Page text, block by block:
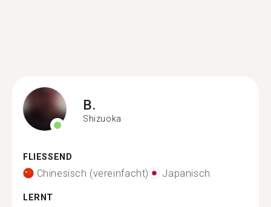
B.
Shizuoka
FLIESSEND
Chinesisch (vereinfacht) Japanisch
LERNT